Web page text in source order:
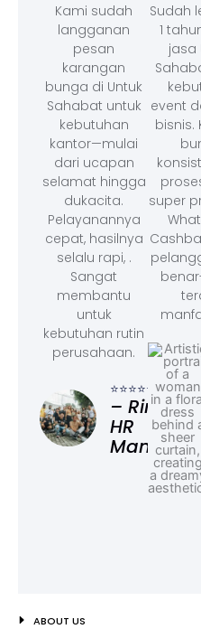
Kami sudah
langganan
pesan
karangan
bunga di Untuk
Sahabat untuk
kebutuhan
kantor—mulai
dari ucapan
selamat hingga
dukacita.
Pelayanannya
cepat, hasilnya
selalu rapi, .
Sangat
membantu
untuk
kebutuhan rutin
perusahaan.
⭐⭐⭐⭐⭐
– Rina,
HR
Manager
Sudah
1
jasa
event
bisnis.
super
ABOUT US